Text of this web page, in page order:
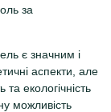
за
є значним і
аспекти, але
екологічність
можливість